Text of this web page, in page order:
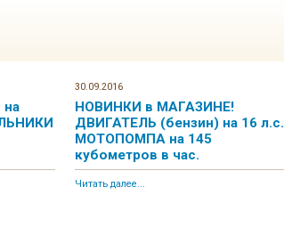
30.09.2016
НОВИНКИ в МАГАЗИНЕ!
ДВИГАТЕЛЬ (бензин) на 16 л.с.
МОТОПОМПА на 145
кубометров в час.
Читать далее...